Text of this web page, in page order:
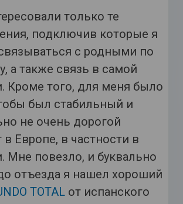
только те
подключив которые я
с родными по
а также связь в самой
Кроме того, для меня было
был стабильный и
не очень дорогой
в Европе, в частности в
Мне повезло, и буквально
отъезда я нашел хороший
TOTALот испанского